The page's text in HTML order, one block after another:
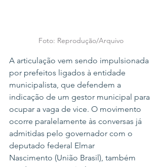
Foto: Reprodução/Arquivo
A articulação vem sendo impulsionada
por prefeitos ligados à entidade
municipalista, que defendem a
indicação de um gestor municipal para
ocupar a vaga de vice. O movimento
ocorre paralelamente às conversas já
admitidas pelo governador com o
deputado federal Elmar
Nascimento (União Brasil), também